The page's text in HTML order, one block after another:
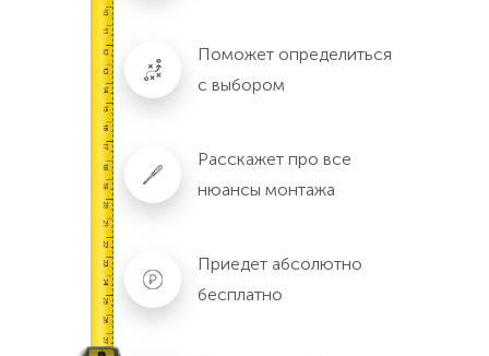
Поможет определиться
с выбором
Расскажет про все
нюансы монтажа
Приедет абсолютно
бесплатно